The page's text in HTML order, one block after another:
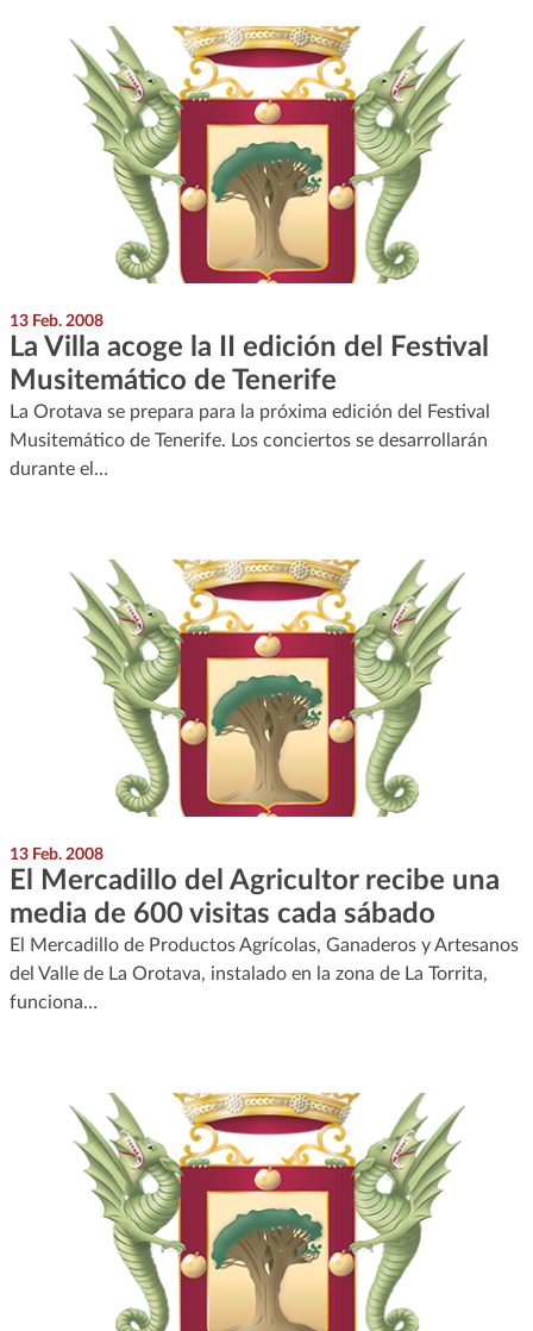
13 Feb. 2008
La Villa acoge la II edición del Festival
Musitemático de Tenerife
La Orotava se prepara para la próxima edición del Festival
Musitemático de Tenerife. Los conciertos se desarrollarán
durante el…
13 Feb. 2008
El Mercadillo del Agricultor recibe una
media de 600 visitas cada sábado
El Mercadillo de Productos Agrícolas, Ganaderos y Artesanos
del Valle de La Orotava, instalado en la zona de La Torrita,
funciona…